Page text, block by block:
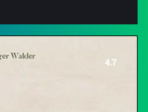
4.7